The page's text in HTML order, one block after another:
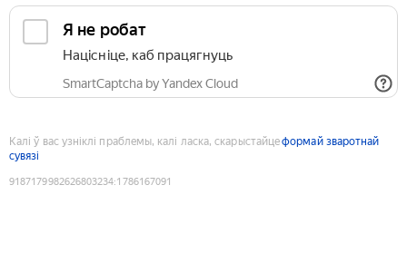
Я не робат
Націсніце, каб працягнуць
SmartCaptcha by Yandex Cloud
Калі ў вас узніклі праблемы, калі ласка, скарыстайцеформай зваротнай
сувязі
9187179982626803234:1786167091